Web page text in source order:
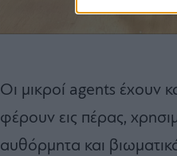
Οι μικροί agents έχουν
φέρουν εις πέρας,
αυθόρμητα και